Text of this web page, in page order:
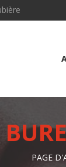
PAGE